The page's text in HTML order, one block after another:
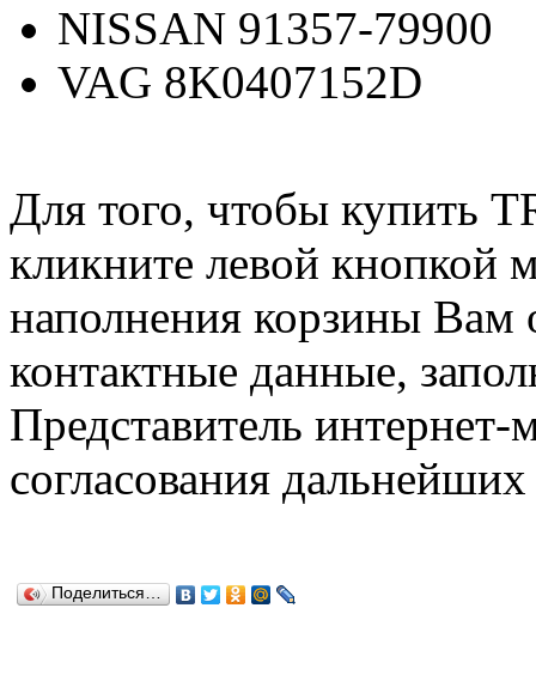
NISSAN 91357-79900
VAG 8K0407152D
Для того, чтобы купить
кликните левой
наполнения корзины Вам
контактные данные,
Представитель
согласования
Поделиться…